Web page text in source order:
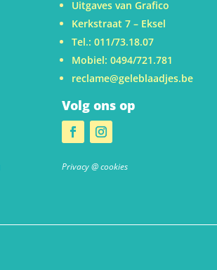
Uitgaves van Grafico
Kerkstraat 7 – Eksel
Tel.: 011/73.18.07
Mobiel: 0494/721.781
reclame@geleblaadjes.be
Volg ons op
Privacy @ cookies